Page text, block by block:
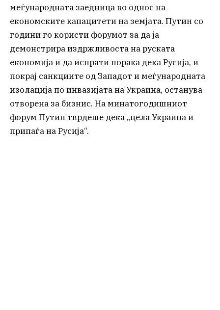
меѓународната заедница во однос на
економските капацитети на земјата. Путин со
години го користи форумот за да ја
демонстрира издржливоста на руската
економија и да испрати порака дека Русија, и
покрај санкциите од Западот и меѓународната
изолација по инвазијата на Украина, останува
отворена за бизнис. На минатогодишниот
форум Путин тврдеше дека „цела Украина и
припаѓа на Русија“.